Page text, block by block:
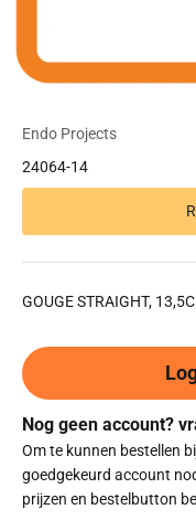
Endo Projects
24064-14
GOUGE STRAIGHT,
Nog geen account?
Om te kunnen bestellen
goedgekeurd account
prijzen en bestelbutton